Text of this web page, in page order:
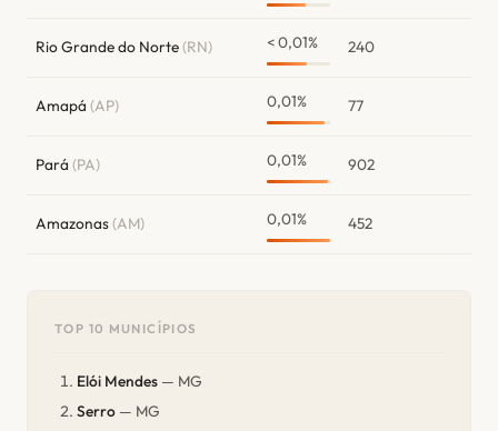
Rio Grande do Norte(RN) < 0,01% 240
Amapá (AP) 0,01% 77
Pará (PA) 0,01% 902
Amazonas(AM) 0,01% 452
TOP 10 MUNICÍPIOS
Elói Mendes — MG
Serro — MG